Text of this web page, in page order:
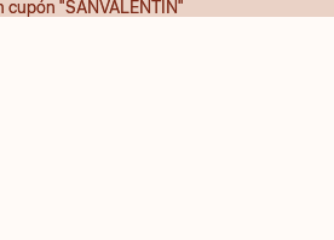
cupón "SANVALENTIN"
cupón "SANVALENTIN"